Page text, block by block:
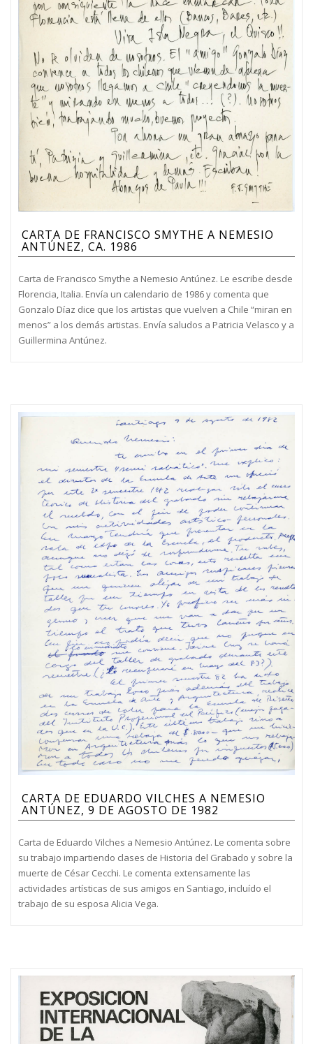
CARTA DE FRANCISCO SMYTHE A NEMESIO
ANTÚNEZ, CA. 1986
Carta de Francisco Smythe a Nemesio Antúnez. Le escribe desde
Florencia, Italia. Envía un calendario de 1986 y comenta que
Gonzalo Díaz dice que los artistas que vuelven a Chile “miran en
menos” a los demás artistas. Envía saludos a Patricia Velasco y a
Guillermina Antúnez.
CARTA DE EDUARDO VILCHES A NEMESIO
ANTÚNEZ, 9 DE AGOSTO DE 1982
Carta de Eduardo Vilches a Nemesio Antúnez. Le comenta sobre
su trabajo impartiendo clases de Historia del Grabado y sobre la
muerte de César Cecchi. Le comenta extensamente las
actividades artísticas de sus amigos en Santiago, incluído el
trabajo de su esposa Alicia Vega.